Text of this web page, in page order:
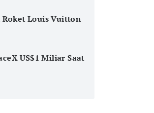
Louis Vuitton
US$1 Miliar Saat